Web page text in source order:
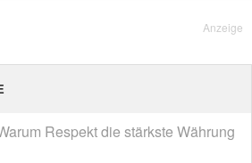
Anzeige
Respekt die stärkste Währung